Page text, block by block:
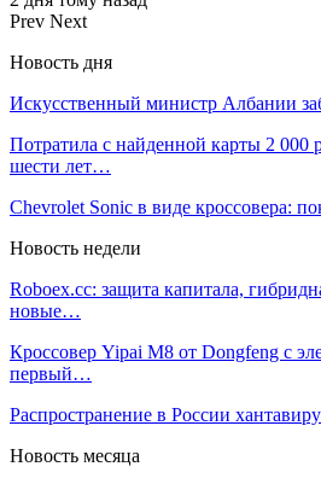
Prev Next
Новость дня
Искусственный министр Албании
Потратила с найденной карты 2 000
шести лет…
Chevrolet Sonic в виде кроссовера:
Новость недели
Roboex.cc: защита капитала,
новые…
Кроссовер Yipai M8 от Dongfeng с
первый…
Распространение в России
Новость месяца